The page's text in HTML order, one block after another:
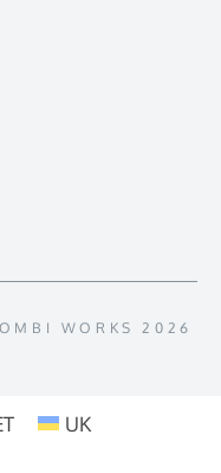
WORKS 2026
UK